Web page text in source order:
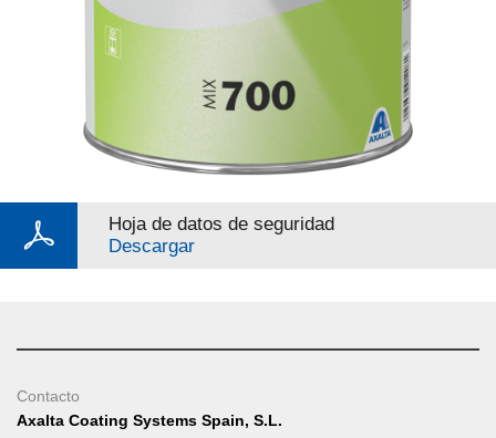
Hoja de datos de seguridad
Descargar
Contacto
Axalta Coating Systems Spain, S.L.